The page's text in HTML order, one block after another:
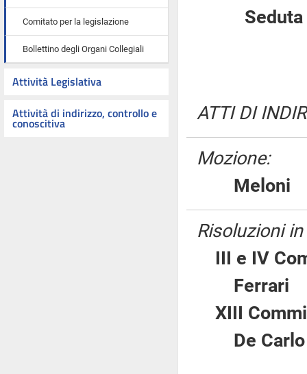
Comitato per la legislazione
Bollettino degli Organi Collegiali
Attività Legislativa
Attività di indirizzo, controllo e
conoscitiva ATTI DI
Mozione:
Risoluzioni
III e IV
XIII
De